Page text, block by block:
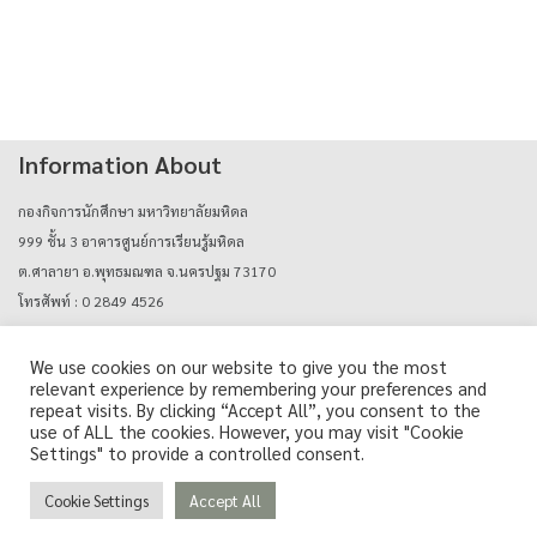
Information About
กองกิจการนักศึกษา มหาวิทยาลัยมหิดล
999 ชั้น 3 อาคารศูนย์การเรียนรู้มหิดล
ต.ศาลายา อ.พุทธมณฑล จ.นครปฐม 73170
โทรศัพท์ : 0 2849 4526
E-mail : mahidolcareers@mahidol.ac.th
Login with mu_authen
We use cookies on our website to give you the most
relevant experience by remembering your preferences and
repeat visits. By clicking “Accept All”, you consent to the
use of ALL the cookies. However, you may visit "Cookie
Settings" to provide a controlled consent.
Cookie Settings Accept All